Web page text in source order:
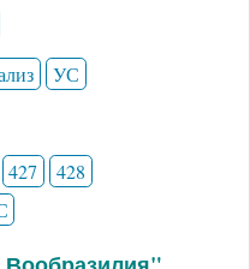
УС
427
428